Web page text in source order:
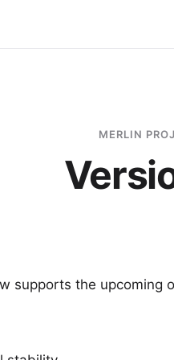
MERLIN
supports the upcoming